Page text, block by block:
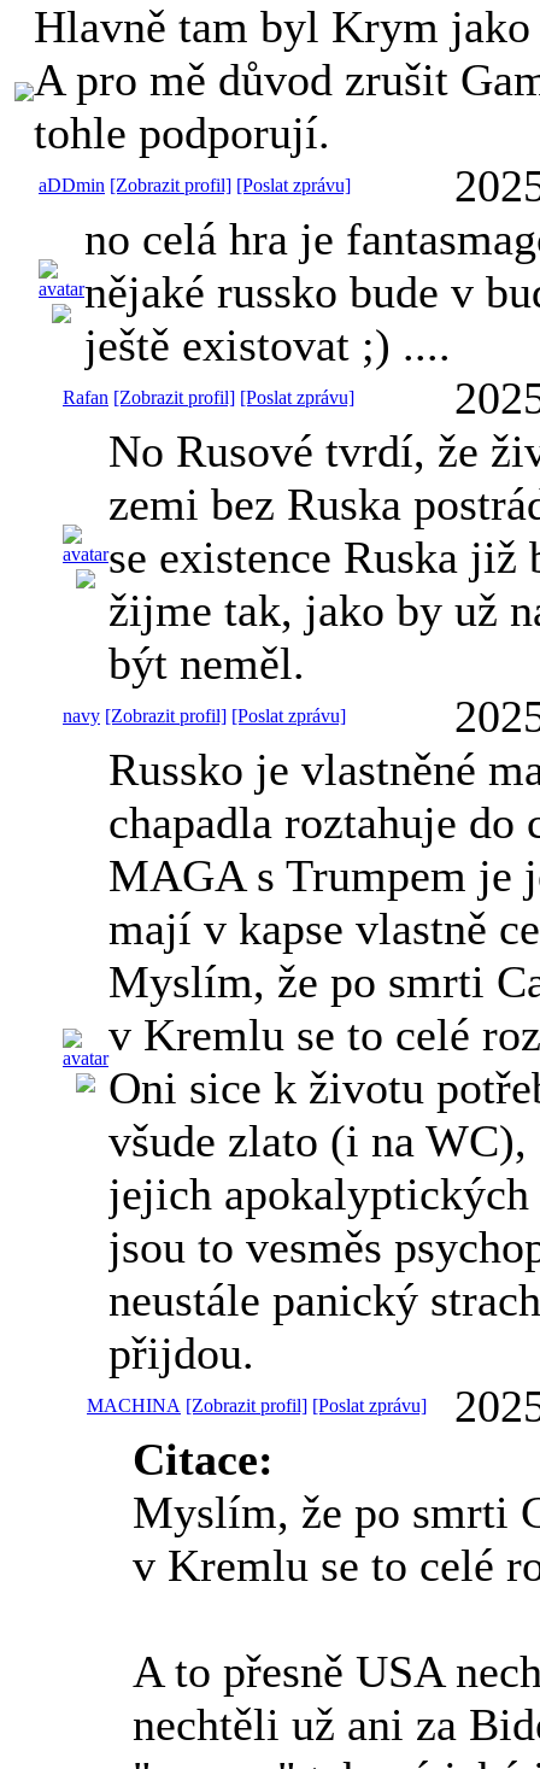
Hlavně tam byl Krym jako
A pro mě důvod zrušit
tohle podporují.
aDDmin [Zobrazit profil] [Poslat zprávu]
no celá hra je
nějaké russko bude v
ještě existovat ;) ....
Rafan [Zobrazit profil] [Poslat zprávu]
No Rusové tvrdí, že
zemi bez Ruska
se existence Ruska
žijme tak, jako by už
být neměl.
navy [Zobrazit profil] [Poslat zprávu]
Russko je vlastněné
chapadla roztahuje do
MAGA s Trumpem je
mají v kapse vlastně
Myslím, že po smrti
v Kremlu se to celé
Oni sice k životu
všude zlato (i na
jejich apokalyptických
jsou to vesměs
neustále panický
přijdou.
MACHINA [Zobrazit profil] [Poslat zprávu]
Citace:
Myslím, že po smrti
v Kremlu se to celé
A to přesně USA
nechtěli už ani za